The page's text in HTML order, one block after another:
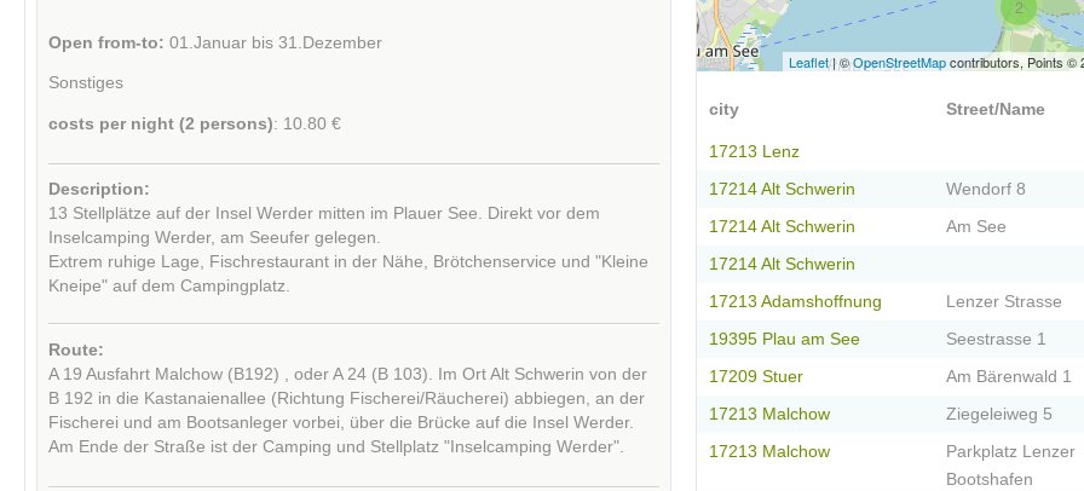
Open from-to: 01.Januar bis 31.Dezember
Sonstiges
costs per night (2 persons): 10.80 €
Description:
13 Stellplätze auf der Insel Werder mitten im Plauer See. Direkt vor dem
Inselcamping Werder, am Seeufer gelegen.
Extrem ruhige Lage, Fischrestaurant in der Nähe, Brötchenservice und "Kleine
Kneipe" auf dem Campingplatz.
Route:
A 19 Ausfahrt Malchow (B192) , oder A 24 (B 103). Im Ort Alt Schwerin von der
B 192 in die Kastanaienallee (Richtung Fischerei/Räucherei) abbiegen, an der
Fischerei und am Bootsanleger vorbei, über die Brücke auf die Insel Werder.
Am Ende der Straße ist der Camping und Stellplatz "Inselcamping Werder".
2
Leaflet| ©OpenStreetMapcontributors, Points ©
city Street/Name
17213 Lenz
17214 Alt Schwerin Wendorf 8
17214 Alt Schwerin Am See
17214 Alt Schwerin
17213 Adamshoffnung Lenzer Strasse
19395 Plau am See Seestrasse 1
17209 Stuer Am Bärenwald 1
17213 Malchow Ziegeleiweg 5
17213 Malchow
Parkplatz Lenzer
Bootshafen